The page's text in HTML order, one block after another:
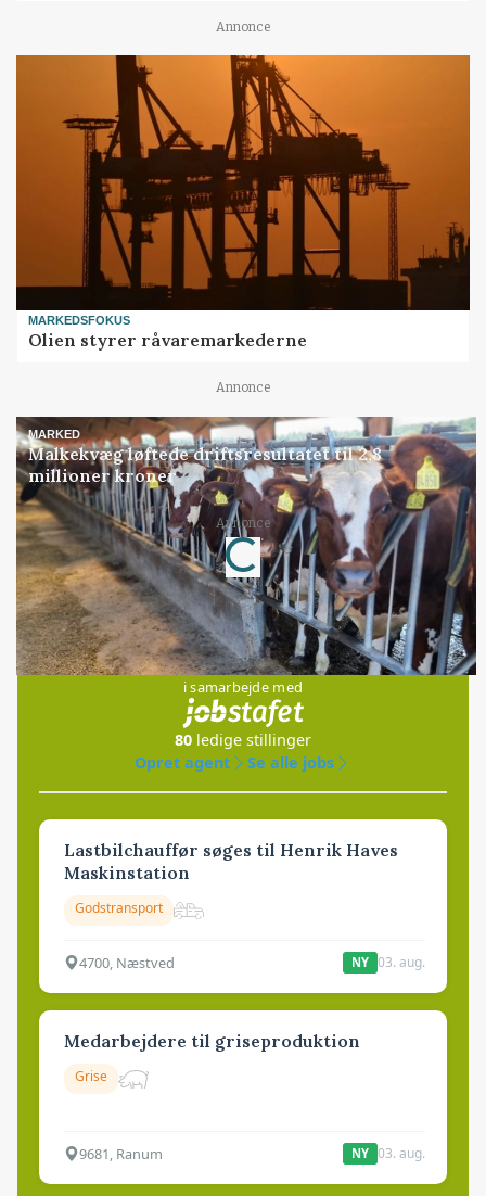
Annonce
MARKEDSFOKUS
Olien styrer råvaremarkederne
Annonce
MARKED
Malkekvæg løftede driftsresultatet til 2,8
millioner kroner
Annonce
Loading...
Jobs
i samarbejde med
80 ledige stillinger
Opret agent
Se alle jobs
Lastbilchauffør søges til Henrik Haves
Maskinstation
Godstransport
4700, Næstved NY 03. aug.
Medarbejdere til griseproduktion
Grise
9681, Ranum NY 03. aug.